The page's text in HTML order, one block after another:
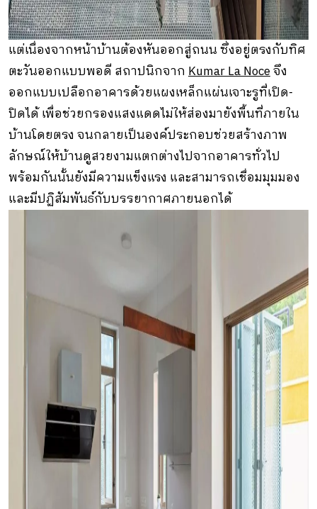
แต่เนื่องจากหน้าบ้านต้องหันออกสู่ถนน ซึ่งอยู่ตรงกับทิศ
ตะวันออกแบบพอดี สถาปนิกจาก Kumar La Noceจึง
ออกแบบเปลือกอาคารด้วยแผงเหล็กแผ่นเจาะรูที่เปิด-
ปิดได้ เพื่อช่วยกรองแสงแดดไม่ให้ส่องมายังพื้นที่ภายใน
บ้านโดยตรง จนกลายเป็นองค์ประกอบช่วยสร้างภาพ
ลักษณ์ให้บ้านดูสวยงามแตกต่างไปจากอาคารทั่วไป
พร้อมกันนั้นยังมีความแข็งแรง และสามารถเชื่อมมุมมอง
และมีปฏิสัมพันธ์กับบรรยากาศภายนอกได้